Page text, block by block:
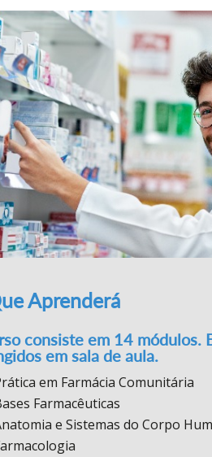
Aprenderá
consiste em 14 módulos.
em sala de aula.
em Farmácia Comunitária
Farmacêuticas
e Sistemas do Corpo